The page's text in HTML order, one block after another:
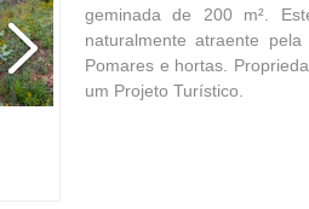
geminada de 200 m².
naturalmente atraente
Pomares e hortas.
um Projeto Turístico.